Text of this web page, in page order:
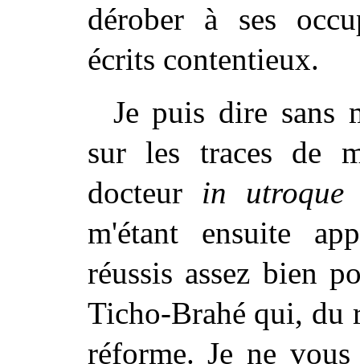
dérober à ses
écrits contentieux.
Je puis dire sans
surles traces de
docteur in utroque
m'étant ensuite
réussis assez bien
Ticho-Brahé qui, du
réforme. Je ne